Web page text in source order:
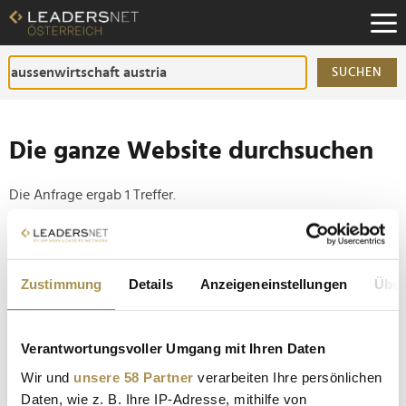
Zustimmung Details Anzeigeneinstellungen
Verantwortungsvoller Umgang mit Ihren Daten
Wir und unsere 58 Partner verarbeiten Ihre persönlichen
Daten, wie z. B. Ihre IP-Adresse, mithilfe von
Zum
Inhalt
Zur
Fußzeilen-
Navigation
SUCHEN
Die ganze Website durchsuchen
Die Anfrage ergab 1 Treffer.
Tipp
Seiten suchen, die genau diese Wortgruppe enthalten:
Österreichs Exportchampions wurden ausgezeichnet